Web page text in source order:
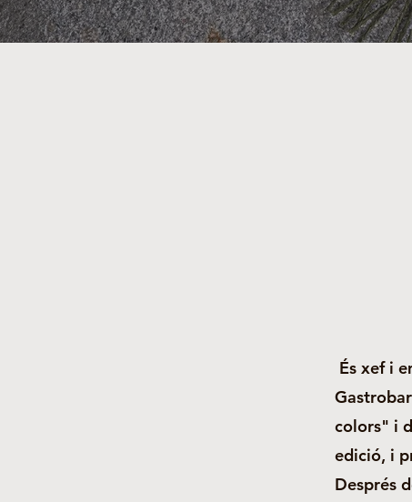
És xef i
colors" i
edició, i
Després